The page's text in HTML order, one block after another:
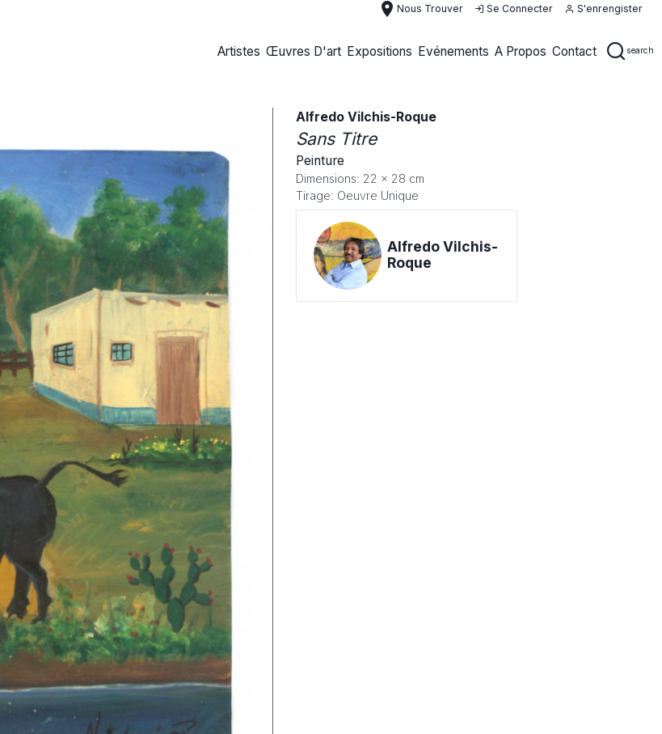
place Nous Trouver Se Connecter S'enrengister
Artistes Œuvres D'art Expositions Evénements A Propos Contact search
Alfredo Vilchis-Roque
Sans Titre
Peinture
Dimensions: 22 x 28 cm
Tirage: Oeuvre Unique
Alfredo Vilchis-
Roque